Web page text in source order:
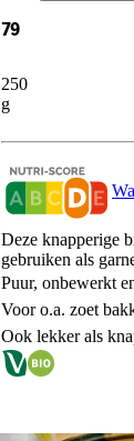
79
250
g
Deze knapperige
gebruiken als
Puur, onbewerkt
Voor o.a. zoet
Ook lekker als